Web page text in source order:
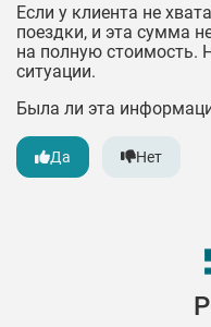
Если у клиента не
поездки, и эта сумма
на полную стоимость.
ситуации.
Была ли эта
Да Нет